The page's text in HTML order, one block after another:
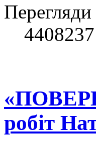
Перегляди
4408237
робіт